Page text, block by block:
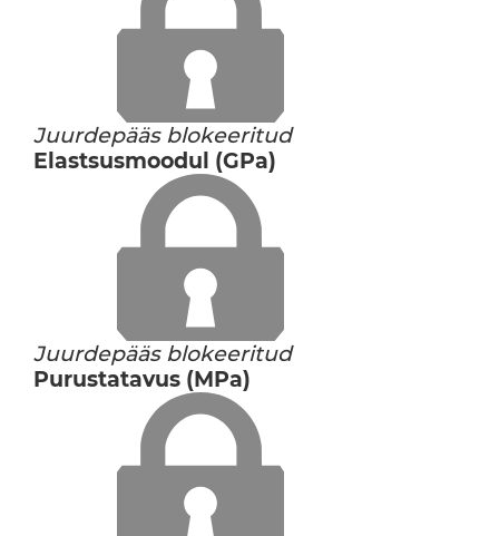
Juurdepääs blokeeritud
Elastsusmoodul (GPa)
Juurdepääs blokeeritud
Purustatavus (MPa)